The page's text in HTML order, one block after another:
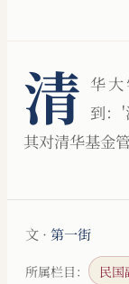
清 华
到：
其对清华基金
文 · 第一街
所属栏目： 民国